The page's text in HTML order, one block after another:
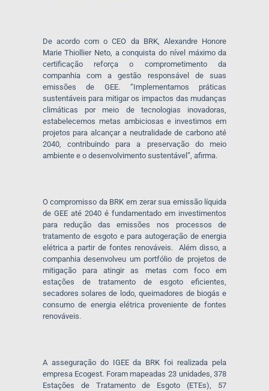
De acordo com o CEO da BRK, Alexandre Honore
Marie Thiollier Neto, a conquista do nível máximo da
certificação reforça o comprometimento da
companhia com a gestão responsável de suas
emissões de GEE. “Implementamos práticas
sustentáveis para mitigar os impactos das mudanças
climáticas por meio de tecnologias inovadoras,
estabelecemos metas ambiciosas e investimos em
projetos para alcançar a neutralidade de carbono até
2040, contribuindo para a preservação do meio
ambiente e o desenvolvimento sustentável”, afirma.
O compromisso da BRK em zerar sua emissão líquida
de GEE até 2040 é fundamentado em investimentos
para redução das emissões nos processos de
tratamento de esgoto e para autogeração de energia
elétrica a partir de fontes renováveis. Além disso, a
companhia desenvolveu um portfólio de projetos de
mitigação para atingir as metas com foco em
estações de tratamento de esgoto eficientes,
secadores solares de lodo, queimadores de biogás e
consumo de energia elétrica proveniente de fontes
renováveis.
A asseguração do IGEE da BRK foi realizada pela
empresa Ecogest. Foram mapeadas 23 unidades, 378
Estações de Tratamento de Esgoto (ETEs), 57